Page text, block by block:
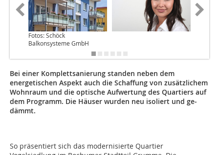
Fotos: Schöck
Balkonsysteme GmbH
Bei einer Komplettsanierung standen neben dem
energetischen Aspekt auch die Schaffung von zusätzlichem
Wohnraum und die optische Aufwertung des Quartiers auf
dem Programm. Die Häuser wurden neu isoliert und ge­­
dämmt.
So präsentiert sich das modernisierte Quartier